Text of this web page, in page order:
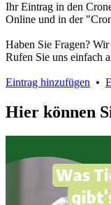
Ihr Eintrag in den
Online und in der
Haben Sie Fragen?
Rufen Sie uns einfach
Eintrag hinzufügen •
Hier können